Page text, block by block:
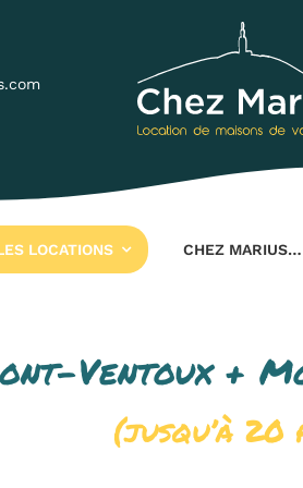
LOCATIONS CHEZ MARIUS…
Ventoux +
(jusqu’à 20